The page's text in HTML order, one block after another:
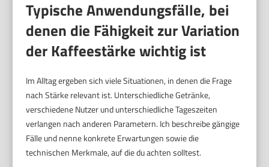
Typische Anwendungsfälle, bei
denen die Fähigkeit zur Variation
der Kaffeestärke wichtig ist
Im Alltag ergeben sich viele Situationen, in denen die Frage
nach Stärke relevant ist. Unterschiedliche Getränke,
verschiedene Nutzer und unterschiedliche Tageszeiten
verlangen nach anderen Parametern. Ich beschreibe gängige
Fälle und nenne konkrete Erwartungen sowie die
technischen Merkmale, auf die du achten solltest.